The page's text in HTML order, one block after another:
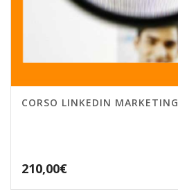
CORSO LINKEDIN MARKETING
210,00€